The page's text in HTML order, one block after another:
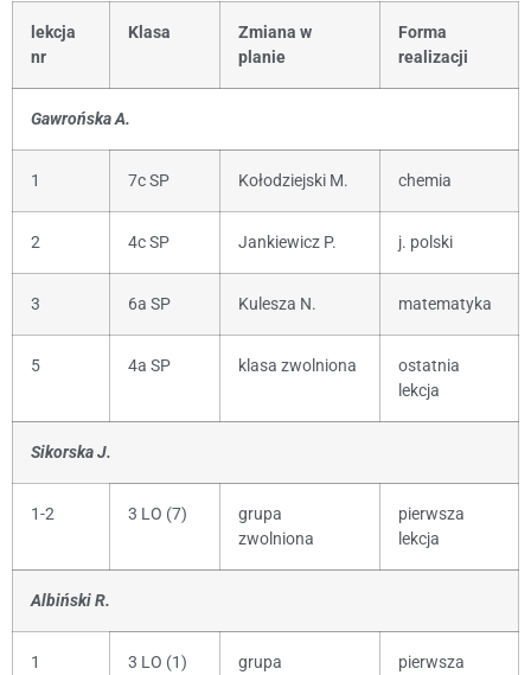
lekcja
nr
Klasa
Zmiana w
planie
Forma
realizacji
Gawrońska A.
1 7c SP Kołodziejski M. chemia
2 4c SP Jankiewicz P. j. polski
3 6a SP Kulesza N. matematyka
5 4a SP klasa zwolniona
ostatnia
lekcja
Sikorska J.
1-2 3 LO (7)
grupa
zwolniona
pierwsza
lekcja
Albiński R.
1 3 LO (1)
grupa
pierwsza